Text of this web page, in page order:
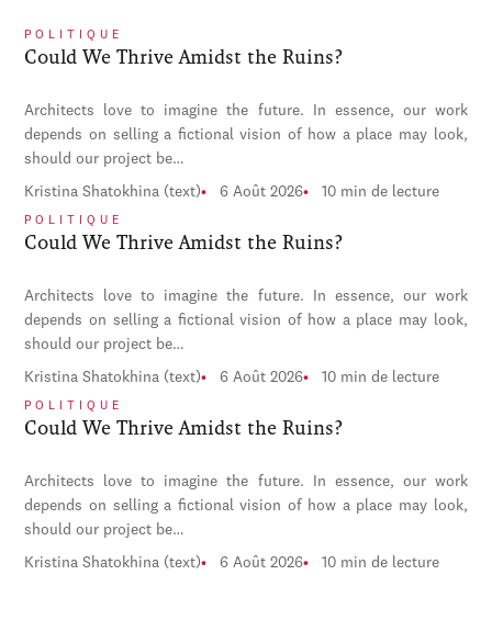
POLITIQUE
Could We Thrive Amidst the Ruins?
Architects love to imagine the future. In essence, our work
depends on selling a fictional vision of how a place may look,
should our project be…
Kristina Shatokhina (text) 6 Août 2026 10 min de lecture
POLITIQUE
Could We Thrive Amidst the Ruins?
Architects love to imagine the future. In essence, our work
depends on selling a fictional vision of how a place may look,
should our project be…
Kristina Shatokhina (text) 6 Août 2026 10 min de lecture
POLITIQUE
Could We Thrive Amidst the Ruins?
Architects love to imagine the future. In essence, our work
depends on selling a fictional vision of how a place may look,
should our project be…
Kristina Shatokhina (text) 6 Août 2026 10 min de lecture